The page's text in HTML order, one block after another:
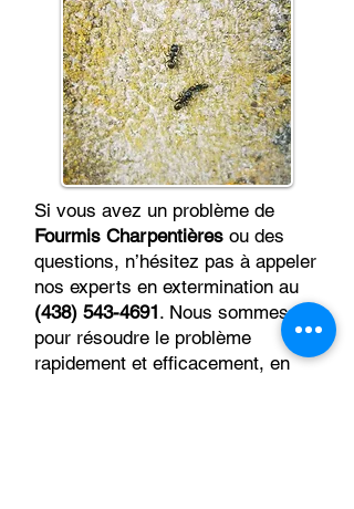
Si vous avez un problème de
Fourmis Charpentières ou des
questions, n’hésitez pas à appeler
nos experts en extermination au
(438) 543-4691. Nous sommes là
pour résoudre le problème
rapidement et efficacement, en